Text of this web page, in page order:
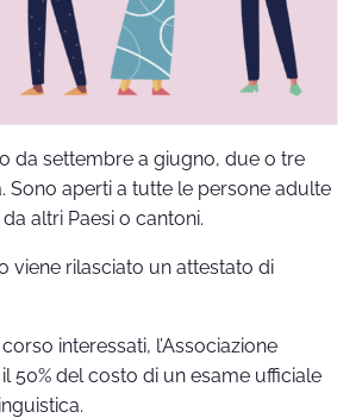
da settembre a giugno, due o tre
Sono aperti a tutte le persone adulte
altri Paesi o cantoni.
viene rilasciato un attestato di
interessati, l’Associazione
50% del costo di un esame ufficiale